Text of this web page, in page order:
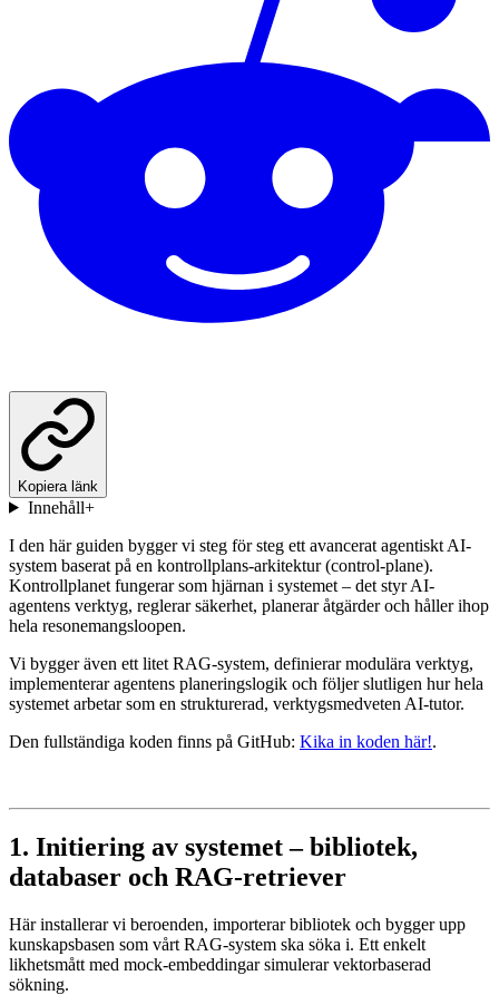
Kopiera länk
Innehåll+
I den här guiden bygger vi steg för steg ett avancerat agentiskt AI-
system baserat på en kontrollplans-arkitektur (control-plane).
Kontrollplanet fungerar som hjärnan i systemet – det styr AI-
agentens verktyg, reglerar säkerhet, planerar åtgärder och håller ihop
hela resonemangsloopen.
Vi bygger även ett litet RAG-system, definierar modulära verktyg,
implementerar agentens planeringslogik och följer slutligen hur hela
systemet arbetar som en strukturerad, verktygsmedveten AI-tutor.
Den fullständiga koden finns på GitHub: Kika in koden här!.
1. Initiering av systemet – bibliotek,
databaser och RAG-retriever
Här installerar vi beroenden, importerar bibliotek och bygger upp
kunskapsbasen som vårt RAG-system ska söka i. Ett enkelt
likhetsmått med mock-embeddingar simulerar vektorbaserad
sökning.